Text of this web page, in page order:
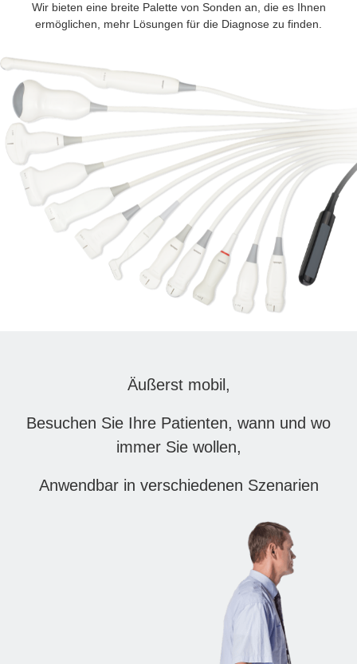
Wir bieten eine breite Palette von Sonden an, die es Ihnen
ermöglichen, mehr Lösungen für die Diagnose zu finden.
Äußerst mobil,
Besuchen Sie Ihre Patienten, wann und wo
immer Sie wollen,
Anwendbar in verschiedenen Szenarien